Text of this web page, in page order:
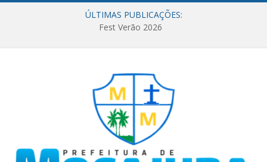
ÚLTIMAS PUBLICAÇÕES:
Fest Verão 2026